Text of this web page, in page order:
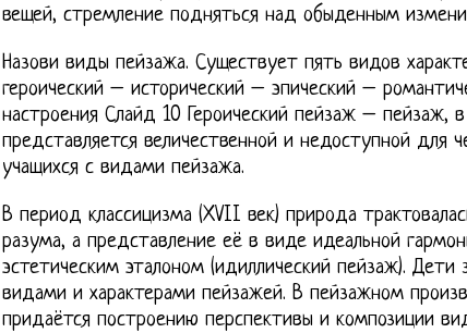
вещей, стремление подняться над обыденным
Назови виды пейзажа. Существует пять видов
героический – исторический – эпический –
настроения Слайд 10 Героический пейзаж – пейзаж,
представляется величественной и недоступной для
учащихся с видами пейзажа.
В период классицизма (XVII век) природа
разума, а представление её в виде идеальной
эстетическим эталоном (идиллический пейзаж). Дети
видами и характерами пейзажей. В пейзажном
придаётся построению перспективы и композиции